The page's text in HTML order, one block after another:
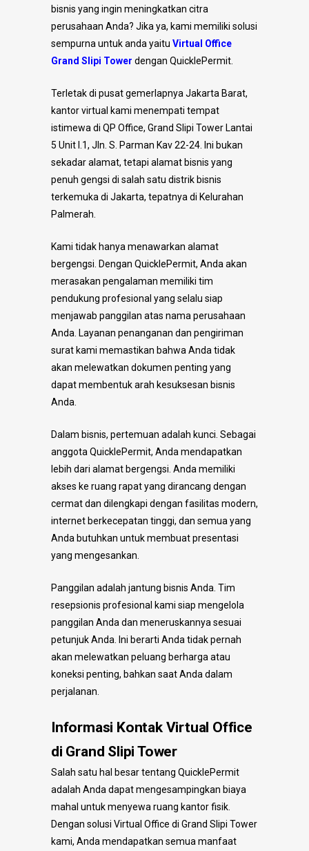
bisnis yang ingin meningkatkan citra
perusahaan Anda? Jika ya, kami memiliki solusi
sempurna untuk anda yaitu Virtual Office
Grand Slipi Tower dengan QuicklePermit.
Terletak di pusat gemerlapnya Jakarta Barat,
kantor virtual kami menempati tempat
istimewa di QP Office, Grand Slipi Tower Lantai
5 Unit I.1, Jln. S. Parman Kav 22-24. Ini bukan
sekadar alamat, tetapi alamat bisnis yang
penuh gengsi di salah satu distrik bisnis
terkemuka di Jakarta, tepatnya di Kelurahan
Palmerah.
Kami tidak hanya menawarkan alamat
bergengsi. Dengan QuicklePermit, Anda akan
merasakan pengalaman memiliki tim
pendukung profesional yang selalu siap
menjawab panggilan atas nama perusahaan
Anda. Layanan penanganan dan pengiriman
surat kami memastikan bahwa Anda tidak
akan melewatkan dokumen penting yang
dapat membentuk arah kesuksesan bisnis
Anda.
Dalam bisnis, pertemuan adalah kunci. Sebagai
anggota QuicklePermit, Anda mendapatkan
lebih dari alamat bergengsi. Anda memiliki
akses ke ruang rapat yang dirancang dengan
cermat dan dilengkapi dengan fasilitas modern,
internet berkecepatan tinggi, dan semua yang
Anda butuhkan untuk membuat presentasi
yang mengesankan.
Panggilan adalah jantung bisnis Anda. Tim
resepsionis profesional kami siap mengelola
panggilan Anda dan meneruskannya sesuai
petunjuk Anda. Ini berarti Anda tidak pernah
akan melewatkan peluang berharga atau
koneksi penting, bahkan saat Anda dalam
perjalanan.
Informasi Kontak Virtual Office
di Grand Slipi Tower
Salah satu hal besar tentang QuicklePermit
adalah Anda dapat mengesampingkan biaya
mahal untuk menyewa ruang kantor fisik.
Dengan solusi Virtual Office di Grand Slipi Tower
kami, Anda mendapatkan semua manfaat